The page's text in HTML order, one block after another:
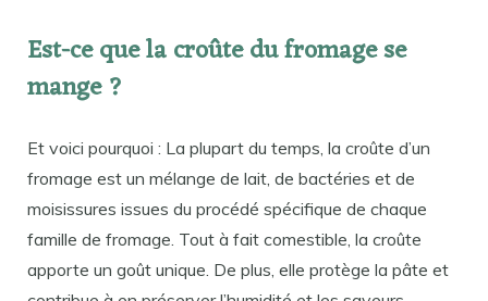
Est-ce que la croûte du fromage se
mange ?
Et voici pourquoi : La plupart du temps, la croûte d’un
fromage est un mélange de lait, de bactéries et de
moisissures issues du procédé spécifique de chaque
famille de fromage. Tout à fait comestible, la croûte
apporte un goût unique. De plus, elle protège la pâte et